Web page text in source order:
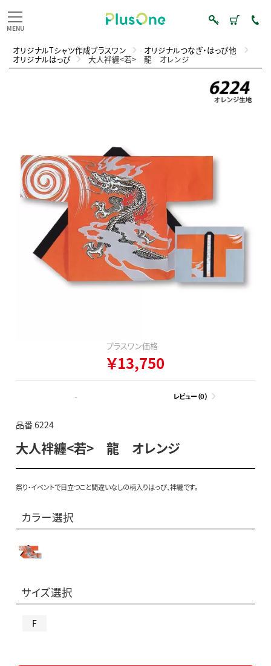
オリジナルTシャツ作成プラスワン オリジナルつなぎ・はっぴ他
オリジナルはっぴ 大人袢纏<若> 龍 オレンジ
プラスワン価格
￥13,750
- レビュー（0）
品番 6224
大人袢纏<若> 龍 オレンジ
祭り・イベントで目立つこと間違いなしの柄入りはっぴ、袢纏です。
カラー選択
サイズ選択
F